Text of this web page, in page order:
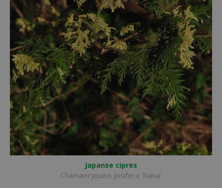
Japanse cipres
Chamaecyparis pisifera 'Nana'